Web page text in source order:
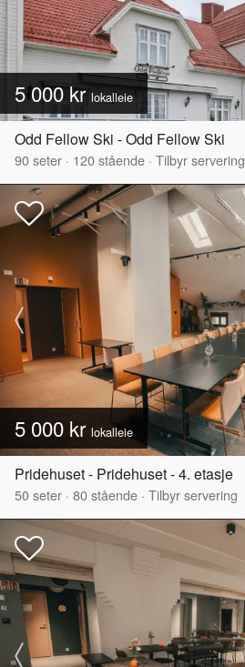
5 000 krlokalleie
Odd Fellow Ski - Odd Fellow Ski
90seter · 120stående · Tilbyr servering
5 000 kr lokalleie
Pridehuset - Pridehuset - 4. etasje
50seter · 80stående · Tilbyr servering